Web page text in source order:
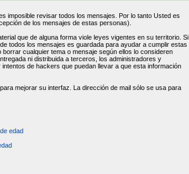
imposible revisar todos los mensajes. Por lo tanto Usted es
de los mensajes de estas personas).
que de alguna forma viole leyes vigentes en su territorio. Si
todos los mensajes es guardada para ayudar a cumplir estas
cualquier tema o mensaje según ellos lo consideren
ni distribuida a terceros, los administradores y
de hackers que puedan llevar a que esta información
mejorar su interfaz. La dirección de mail sólo se usa para
edad